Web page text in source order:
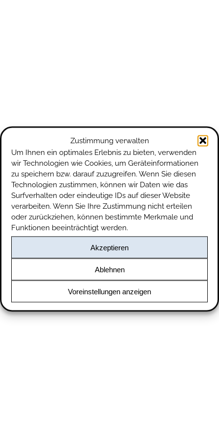
Zustimmung verwalten
Um Ihnen ein optimales Erlebnis zu bieten, verwenden
wir Technologien wie Cookies, um Geräteinformationen
zu speichern bzw. darauf zuzugreifen. Wenn Sie diesen
Technologien zustimmen, können wir Daten wie das
Surfverhalten oder eindeutige IDs auf dieser Website
verarbeiten. Wenn Sie Ihre Zustimmung nicht erteilen
oder zurückziehen, können bestimmte Merkmale und
Funktionen beeinträchtigt werden.
Akzeptieren
Ablehnen
Voreinstellungen anzeigen